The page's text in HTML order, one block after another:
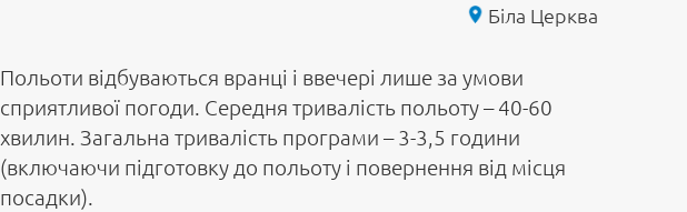
Біла Церква
Польоти відбуваються вранці і ввечері лише за умови
сприятливої погоди. Середня тривалість польоту – 40-60
хвилин. Загальна тривалість програми – 3-3,5 години
(включаючи підготовку до польоту і повернення від місця
посадки).